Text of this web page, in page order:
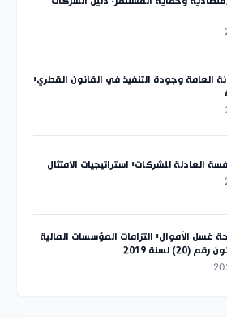
العامة وجودة التنفيذ في القانون القطري:
العادلة للشركات: استراتيجيات الامتثال
غسل الأموال: التزامات المؤسسات المالية
لسنة 2019